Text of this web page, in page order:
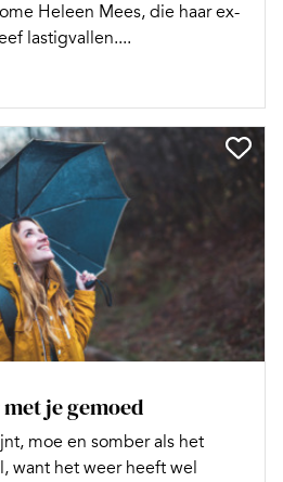
Heleen Mees, die haar ex-
lastigvallen....
je gemoed
moe en somber als het
want het weer heeft wel